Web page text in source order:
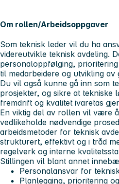
Om rollen/Arbeidsoppgaver
Som teknisk leder vil du ha
videreutvikle teknisk avdeling.
personaloppfølging,
til medarbeidere og utvikling av
Du vil også kunne gå inn som
prosjekter, og sikre at tekniske
fremdrift og kvalitet ivaretas
En viktig del av rollen vil være
vedlikeholde nødvendige
arbeidsmetoder for teknisk
strukturert, effektivt og i tråd
regelverk og interne
Stillingen vil blant annet
Personalansvar for
Planlegging, prioritering